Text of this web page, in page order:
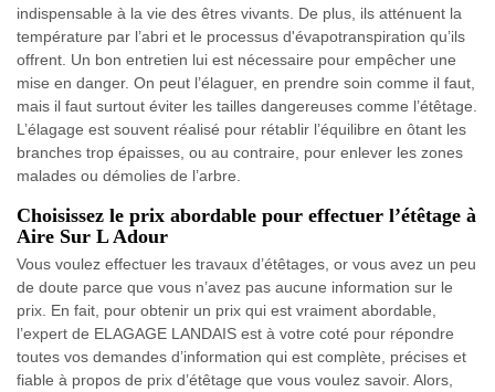
indispensable à la vie des êtres vivants. De plus, ils atténuent la
température par l’abri et le processus d'évapotranspiration qu’ils
offrent. Un bon entretien lui est nécessaire pour empêcher une
mise en danger. On peut l’élaguer, en prendre soin comme il faut,
mais il faut surtout éviter les tailles dangereuses comme l’étêtage.
L’élagage est souvent réalisé pour rétablir l’équilibre en ôtant les
branches trop épaisses, ou au contraire, pour enlever les zones
malades ou démolies de l’arbre.
Choisissez le prix abordable pour effectuer l’étêtage à
Aire Sur L Adour
Vous voulez effectuer les travaux d’étêtages, or vous avez un peu
de doute parce que vous n’avez pas aucune information sur le
prix. En fait, pour obtenir un prix qui est vraiment abordable,
l’expert de ELAGAGE LANDAIS est à votre coté pour répondre
toutes vos demandes d’information qui est complète, précises et
fiable à propos de prix d’étêtage que vous voulez savoir. Alors,